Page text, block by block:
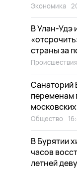
Экономика
В Улан-Удэ
страны за
Происшествия
Санаторий
переменам
Общество
В Бурятии
часов
летней